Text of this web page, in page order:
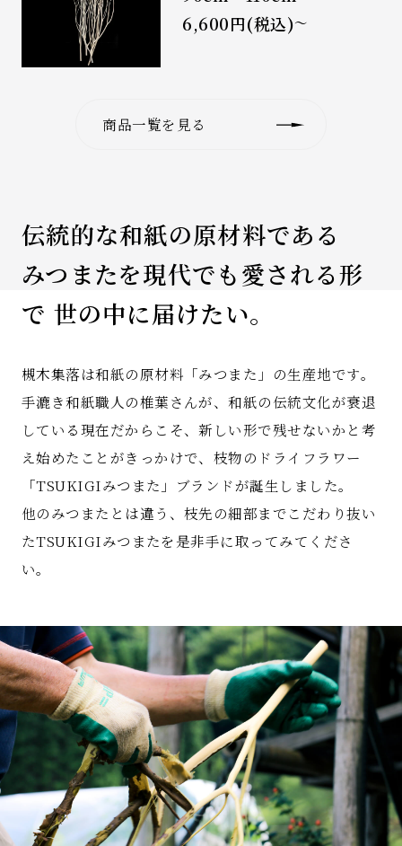
6,600円(税込)〜
商品一覧を見る
伝統的な和紙の原材料である
みつまたを現代でも愛される形
で 世の中に届けたい。
槻木集落は和紙の原材料「みつまた」の生産地です。
手漉き和紙職人の椎葉さんが、和紙の伝統文化が衰退
している現在だからこそ、新しい形で残せないかと考
え始めたことがきっかけで、枝物のドライフラワー
「TSUKIGIみつまた」ブランドが誕生しました。
他のみつまたとは違う、枝先の細部までこだわり抜い
たTSUKIGIみつまたを是非手に取ってみてくださ
い。